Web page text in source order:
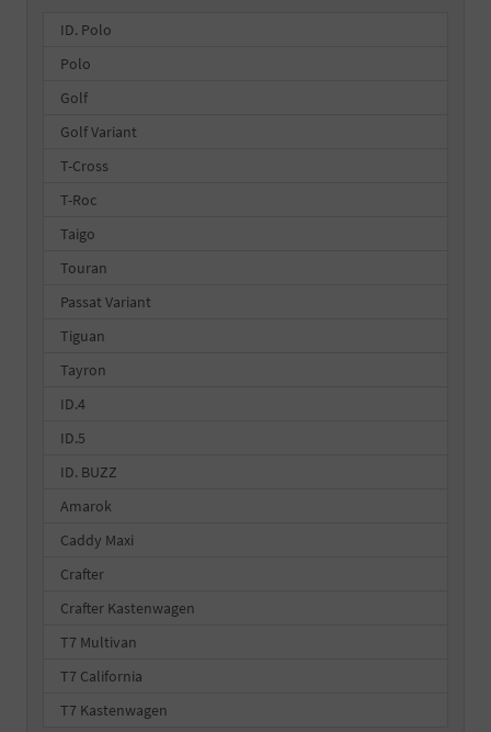
ID. Polo
Polo
Golf
Golf Variant
T-Cross
T-Roc
Taigo
Touran
Passat Variant
Tiguan
Tayron
ID.4
ID.5
ID. BUZZ
Amarok
Caddy Maxi
Crafter
Crafter Kastenwagen
T7 Multivan
T7 California
T7 Kastenwagen